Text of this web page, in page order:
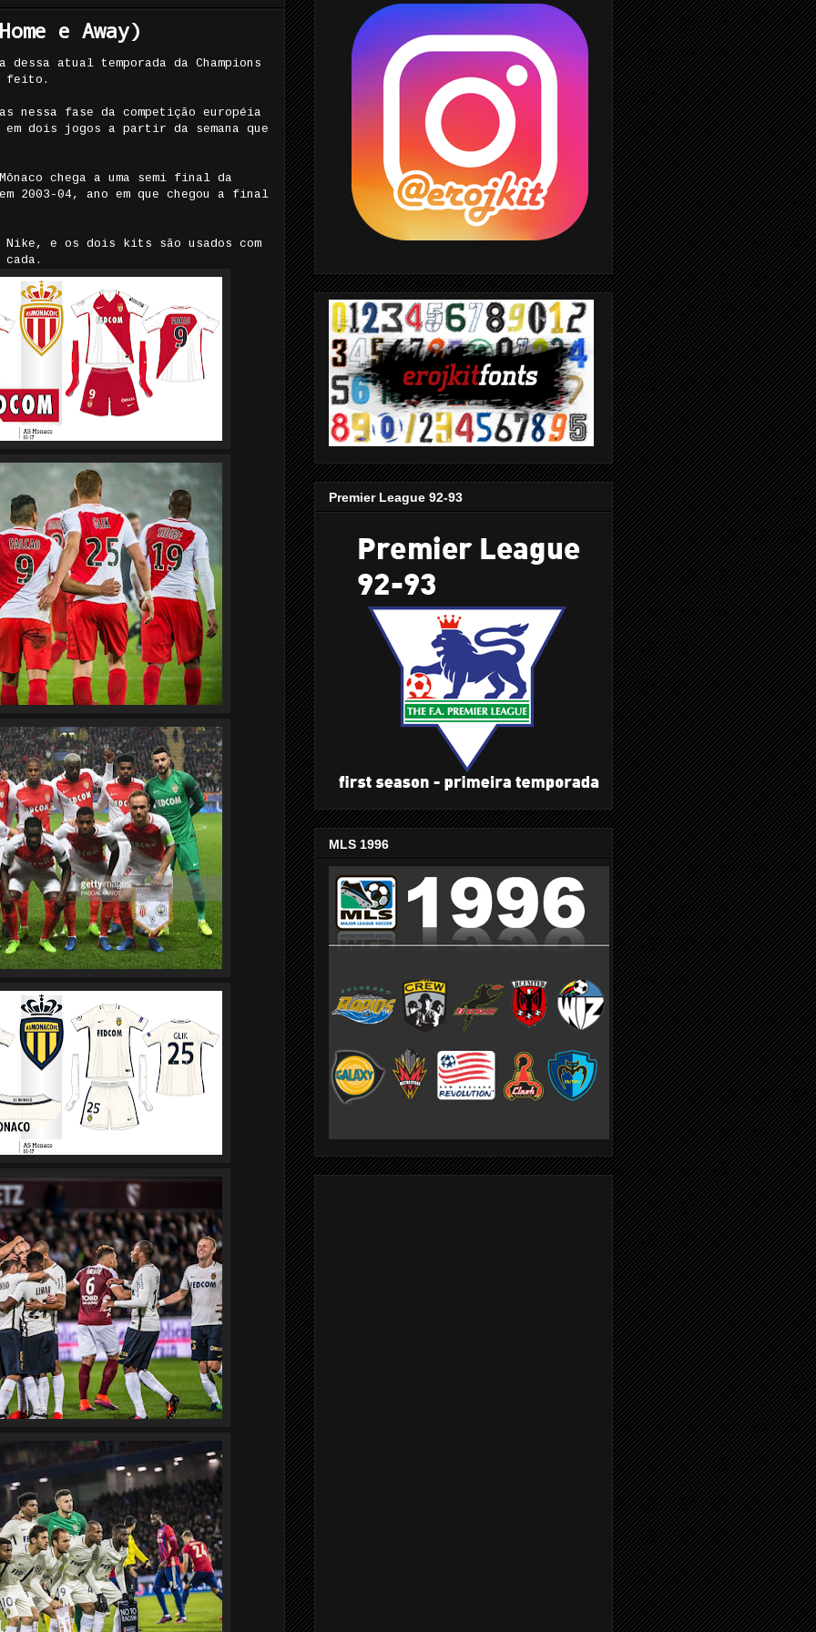
e Away)
atual temporada da Champions
feito.
nessa fase da competição européia
dois jogos a partir da semana que
chega a uma semi final da
2003-04, ano em que chegou a final
e os dois kits são usados com
cada.
Premier League 92-93
MLS 1996